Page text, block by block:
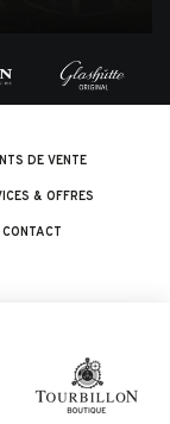
DE VENTE
& OFFRES
CONTACT